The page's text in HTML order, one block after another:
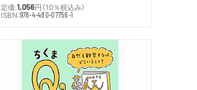
定価:1,056円 （10％税込み）
ISBN:978-4-480-07756-1